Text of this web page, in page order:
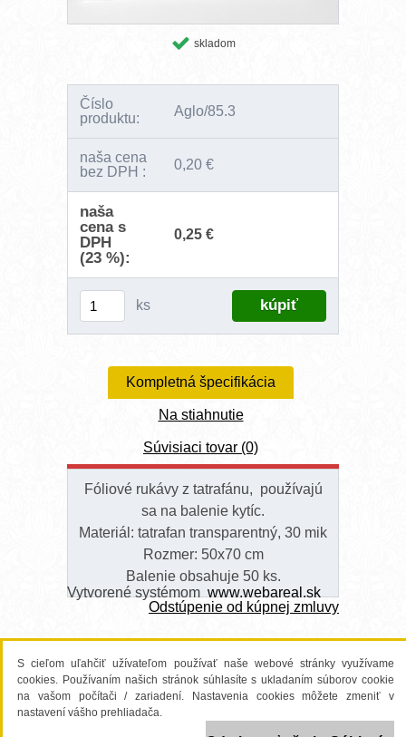
S cieľom uľahčiť užívateľom používať naše webové stránky využívame
cookies. Používaním našich stránok súhlasíte s ukladaním súborov cookie
na vašom počítači / zariadení. Nastavenia cookies môžete zmeniť v
nastavení vášho prehliadača.
skladom
Číslo
produktu:
Aglo/85.3
naša cena
bez DPH :
0,20 €
naša
cena s
DPH
(23 %):
0,25 €
ks
Kompletná špecifikácia
Na stiahnutie
Súvisiaci tovar (0)
Fóliové rukávy z tatrafánu, používajú
sa na balenie kytíc.
Materiál: tatrafan transparentný, 30 mik
Rozmer: 50x70 cm
Balenie obsahuje 50 ks.
Vytvorené systémom www.webareal.sk
Odstúpenie od kúpnej zmluvy